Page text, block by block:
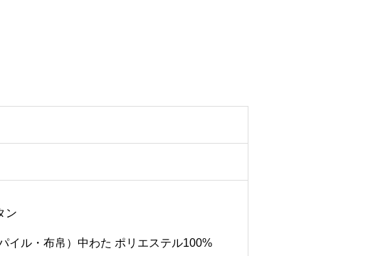
ン
イル・布帛）中わた ポリエステル100%